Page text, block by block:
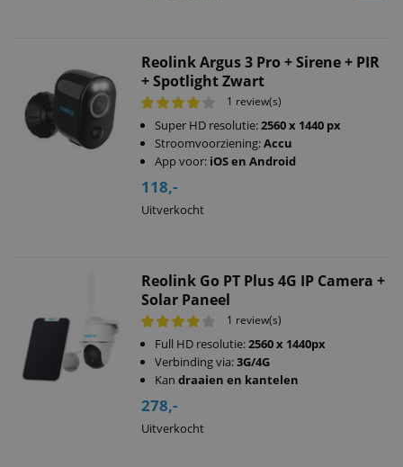
Reolink Argus 3 Pro + Sirene + PIR
+ Spotlight Zwart
1 review(s)
Super HD resolutie:2560 x 1440 px
Stroomvoorziening:Accu
App voor: iOS en Android
118,-
Uitverkocht
Reolink Go PT Plus 4G IP Camera +
Solar Paneel
1 review(s)
Full HD resolutie:2560 x 1440px
Verbinding via:3G/4G
Kan draaien en kantelen
278,-
Uitverkocht